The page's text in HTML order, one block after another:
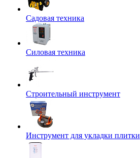
Садовая техника
Силовая техника
Строительный инструмент
Инструмент для укладки плитки